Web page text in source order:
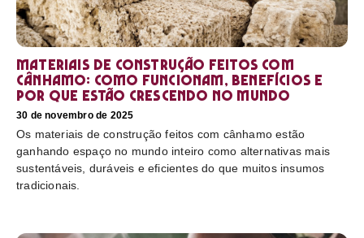
Materiais de construção feitos com
cânhamo: como funcionam, benefícios e
por que estão crescendo no mundo
30 de novembro de 2025
Os materiais de construção feitos com cânhamo estão
ganhando espaço no mundo inteiro como alternativas mais
sustentáveis, duráveis e eficientes do que muitos insumos
tradicionais.